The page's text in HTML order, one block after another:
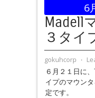
6
Madell
３タイ
gokuhcorp ⋅
６月２１日に
イプのマウン
定です。